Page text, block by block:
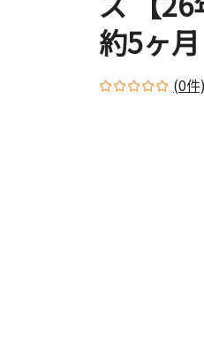
約5ヶ月
(0件)